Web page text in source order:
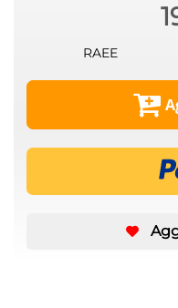
RAEE